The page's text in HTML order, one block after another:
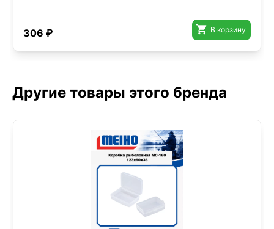
306 ₽  В корзину
Другие товары этого бренда